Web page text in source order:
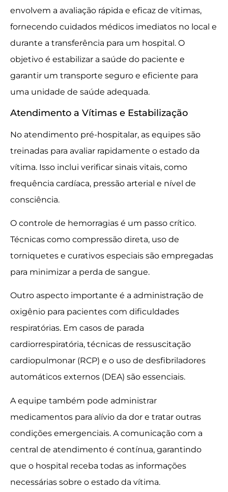
envolvem a avaliação rápida e eficaz de vítimas,
fornecendo cuidados médicos imediatos no local e
durante a transferência para um hospital. O
objetivo é estabilizar a saúde do paciente e
garantir um transporte seguro e eficiente para
uma unidade de saúde adequada.
Atendimento a Vítimas e Estabilização
No atendimento pré-hospitalar, as equipes são
treinadas para avaliar rapidamente o estado da
vítima. Isso inclui verificar sinais vitais, como
frequência cardíaca, pressão arterial e nível de
consciência.
O controle de hemorragias é um passo crítico.
Técnicas como compressão direta, uso de
torniquetes e curativos especiais são empregadas
para minimizar a perda de sangue.
Outro aspecto importante é a administração de
oxigênio para pacientes com dificuldades
respiratórias. Em casos de parada
cardiorrespiratória, técnicas de ressuscitação
cardiopulmonar (RCP) e o uso de desfibriladores
automáticos externos (DEA) são essenciais.
A equipe também pode administrar
medicamentos para alívio da dor e tratar outras
condições emergenciais. A comunicação com a
central de atendimento é contínua, garantindo
que o hospital receba todas as informações
necessárias sobre o estado da vítima.